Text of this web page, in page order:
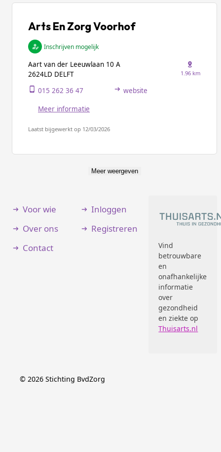
Arts En Zorg Voorhof
Inschrijven mogelijk
Aart van der Leeuwlaan 10 A
2624LD DELFT
1.96 km
015 262 36 47 website
Meer informatie
Laatst bijgewerkt op 12/03/2026
Meer weergeven
Voor wie
Over ons
Contact
Inloggen
Registreren
Vind
betrouwbare
en
onafhankelijke
informatie
over
gezondheid
en ziekte op
Thuisarts.nl
© 2026 Stichting BvdZorg